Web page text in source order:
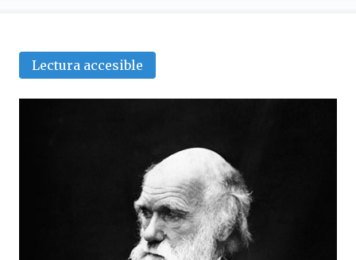
Lectura accesible